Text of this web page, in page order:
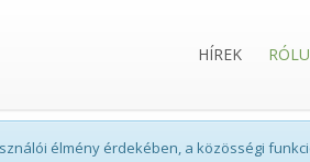
HÍREK
élmény érdekében, a közösségi